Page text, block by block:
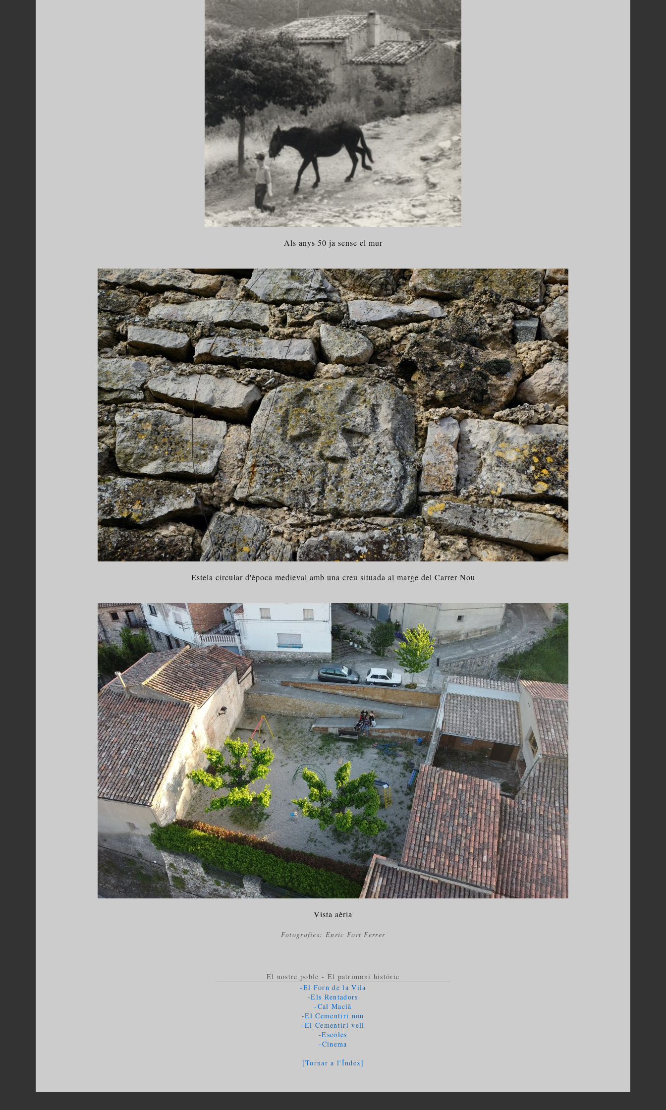
Als anys 50 ja sense el mur
Estela circular d'època medieval amb una creu situada al marge del Carrer Nou
Vista aèria
Fotografies: Enric Fort Ferrer
El nostre poble - El patrimoni históric
-El Forn de la Vila
-Els Rentadors
-Cal Macià
-El Cementiri nou
-El Cementiri vell
-Escoles
-Cinema
[Tornar a l'Índex]